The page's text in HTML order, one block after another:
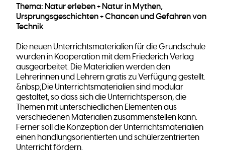
Thema: Natur erleben + Natur in Mythen,
Ursprungsgeschichten + Chancen und Gefahren von
Technik
Die neuen Unterrichtsmaterialien für die Grundschule
wurden in Kooperation mit dem Friederich Verlag
ausgearbeitet. Die Materialien werden den
Lehrerinnen und Lehrern gratis zu Verfügung gestellt.
&nbsp;Die Unterrichtsmaterialien sind modular
gestaltet, so dass sich die Unterrichtsperson, die
Themen mit unterschiedlichen Elementen aus
verschiedenen Materialien zusammenstellen kann.
Ferner soll die Konzeption der Unterrichtsmaterialien
einen handlungsorientierten und schülerzentrierten
Unterricht fördern.